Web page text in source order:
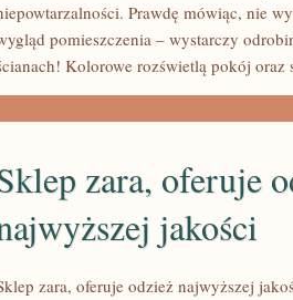
Prawdę mówiąc, nie
pomieszczenia – wystarczy
Kolorowe rozświetlą pokój oraz
zara, oferuje
jakości
zara, oferuje odzież najwyższej